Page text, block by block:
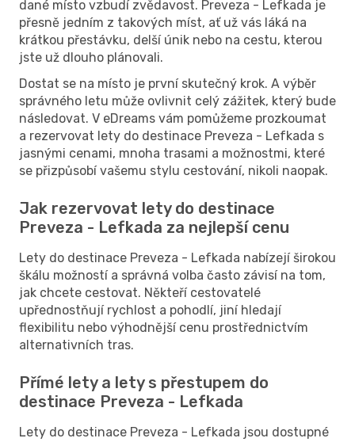
dané místo vzbudí zvědavost. Preveza - Lefkada je
přesně jedním z takových míst, ať už vás láká na
krátkou přestávku, delší únik nebo na cestu, kterou
jste už dlouho plánovali.
Dostat se na místo je první skutečný krok. A výběr
správného letu může ovlivnit celý zážitek, který bude
následovat. V eDreams vám pomůžeme prozkoumat
a rezervovat lety do destinace Preveza - Lefkada s
jasnými cenami, mnoha trasami a možnostmi, které
se přizpůsobí vašemu stylu cestování, nikoli naopak.
Jak rezervovat lety do destinace
Preveza - Lefkada za nejlepší cenu
Lety do destinace Preveza - Lefkada nabízejí širokou
škálu možností a správná volba často závisí na tom,
jak chcete cestovat. Někteří cestovatelé
upřednostňují rychlost a pohodlí, jiní hledají
flexibilitu nebo výhodnější cenu prostřednictvím
alternativních tras.
Přímé lety a lety s přestupem do
destinace Preveza - Lefkada
Lety do destinace Preveza - Lefkada jsou dostupné